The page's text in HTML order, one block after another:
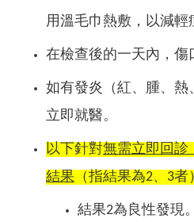
用溫毛巾熱敷，以減輕
在檢查後的一天內，傷
如有發炎（紅、腫、
立即就醫。
以下針對無需立即回診
結果 （指結果為2、3者
結果2為良性發現。